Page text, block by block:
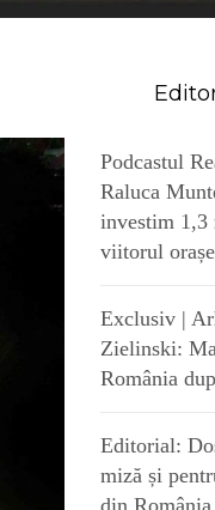
Podcastul
Raluca
investim 1,3
viitorul
Exclusiv |
Zielinski:
România
Editorial:
miză și
din România